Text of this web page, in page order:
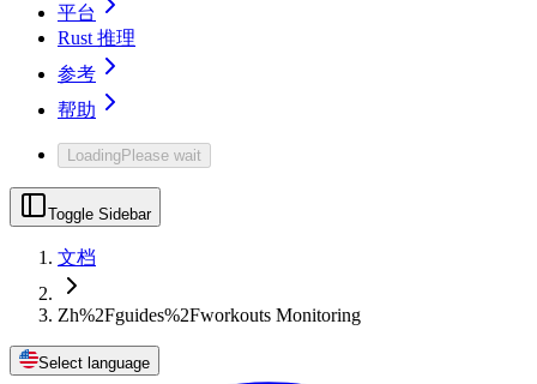
平台
Rust 推理
参考
帮助
LoadingPlease wait
Toggle Sidebar
文档
Zh%2Fguides%2Fworkouts Monitoring
Select language